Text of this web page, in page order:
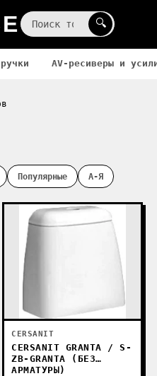
🔍
AV-ресиверы и
Популярные А-Я
CERSANIT
CERSANIT GRANTA / S-
ZB-GRANTA (БЕЗ
АРМАТУРЫ)